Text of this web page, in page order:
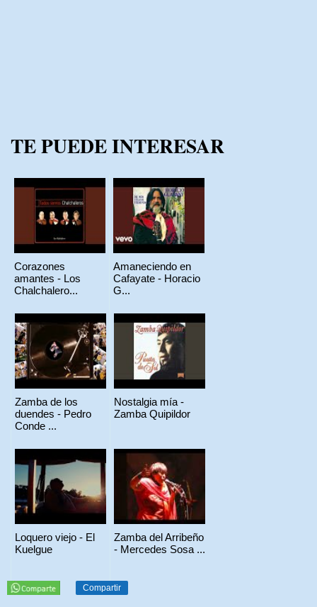
TE PUEDE INTERESAR
Corazones
amantes - Los
Chalchalero...
Amaneciendo en
Cafayate - Horacio
G...
Zamba de los
duendes - Pedro
Conde ...
Nostalgia mía -
Zamba Quipildor
Loquero viejo - El
Kuelgue
Zamba del Arribeño
- Mercedes Sosa ...
Compartir